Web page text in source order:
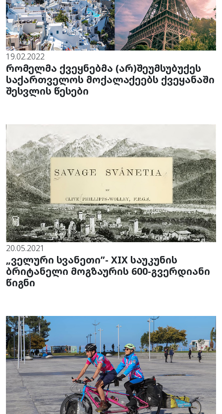
19.02.2022
რომელმა ქვეყნებმა (არ)შეუმსუბუქეს
საქართველოს მოქალაქეებს ქვეყანაში
შესვლის წესები
20.05.2021
„ველური სვანეთი”- XIX საუკუნის
ბრიტანელი მოგზაურის 600-გვერდიანი
წიგნი